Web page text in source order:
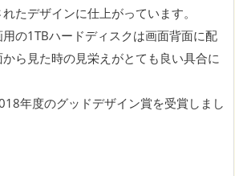
たデザインに仕上がっています。
の1TBハードディスクは画面背面に配
ら見た時の見栄えがとても良い具合に
年度のグッドデザイン賞を受賞しまし